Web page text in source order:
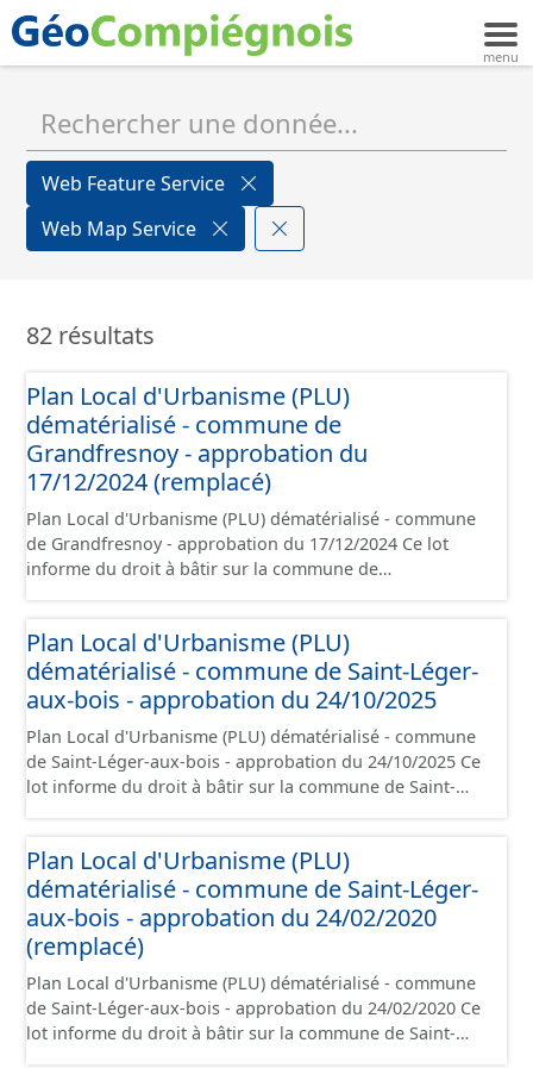
Web Feature Service
Web Map Service
82 résultats
Plan Local d'Urbanisme (PLU)
dématérialisé - commune de
Grandfresnoy - approbation du
17/12/2024 (remplacé)
Plan Local d'Urbanisme (PLU) dématérialisé - commune
de Grandfresnoy - approbation du 17/12/2024 Ce lot
informe du droit à bâtir sur la commune de
contient les pièces administratives, le rapport de
présentation, le PADD, le règlement (à l'exception des
plans de zonages), les annexes, les orientations
d'aménagement et les données géographiques. Malgré
l'attention portée à la création de ces données, il est
rappelé que seuls les documents papier font foi et sont
opposables d'un point de vue juridique.
Plan Local d'Urbanisme (PLU)
dématérialisé - commune de Saint-Léger-
aux-bois - approbation du 24/10/2025
Plan Local d'Urbanisme (PLU) dématérialisé - commune
de Saint-Léger-aux-bois - approbation du 24/10/2025 Ce
lot informe du droit à bâtir sur la commune de Saint-
contient les pièces administratives, le rapport de
présentation, le PADD, le règlement (à l'exception des
plans de zonages), les annexes, les orientations
d'aménagement et les données géographiques. Malgré
l'attention portée à la création de ces données, il est
rappelé que seuls les documents papier font foi et sont
opposables d'un point de vue juridique.
Plan Local d'Urbanisme (PLU)
dématérialisé - commune de Saint-Léger-
aux-bois - approbation du 24/02/2020
(remplacé)
Plan Local d'Urbanisme (PLU) dématérialisé - commune
de Saint-Léger-aux-bois - approbation du 24/02/2020 Ce
lot informe du droit à bâtir sur la commune de Saint-